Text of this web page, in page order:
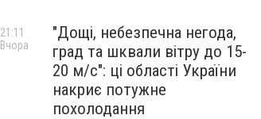
"Дощі, небезпечна негода,
град та шквали вітру до 15-
20 м/с": ці області України
накриє потужне
похолодання
21:11
Вчора